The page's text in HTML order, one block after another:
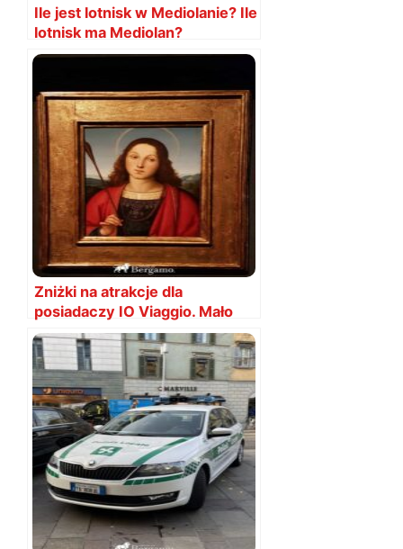
Ile jest lotnisk w Mediolanie? Ile
lotnisk ma Mediolan?
Zniżki na atrakcje dla
posiadaczy IO Viaggio. Mało
kto o tym wie!